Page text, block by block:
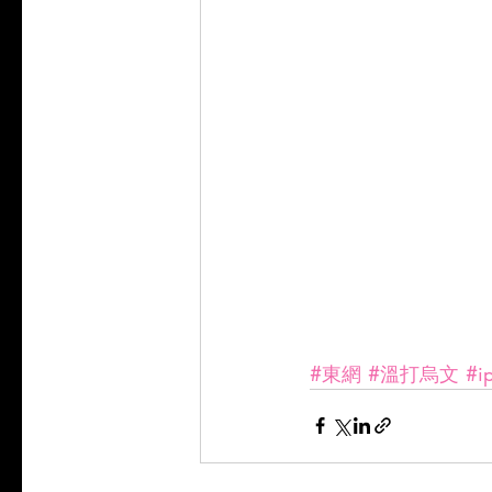
#東網 #溫打烏文